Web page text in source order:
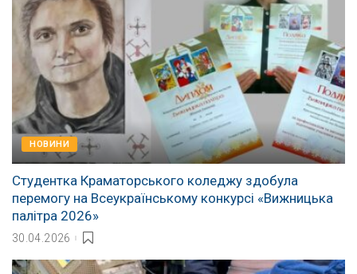
НОВИНИ
Студентка Краматорського коледжу здобула
перемогу на Всеукраїнському конкурсі «Вижницька
палітра 2026»
30.04.2026